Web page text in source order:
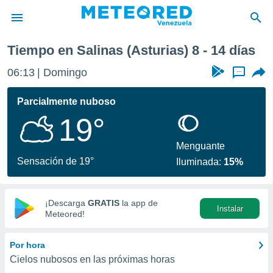
de
ha
que se
calidad.
a este
las
y
digital
basada
Tiempo en Salinas (Asturias) 8 - 14 días
06:13 Domingo ...
Parcialmente nuboso
19°
Sensación de 19°
Menguante
Iluminada: 15%
¡Descarga GRATIS la app de
Meteored!
Instalar
Por hora
Cielos nubosos en las próximas horas